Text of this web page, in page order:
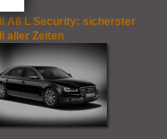
A8 L Security: sicherster
aller Zeiten